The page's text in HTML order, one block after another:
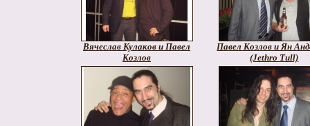
Вячеслав Кулаков и Павел
Козлов
Павел Козлов и Ян
(Jethro Tull)